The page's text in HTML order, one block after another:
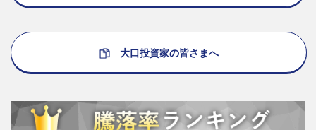
大口投資家の皆さまへ